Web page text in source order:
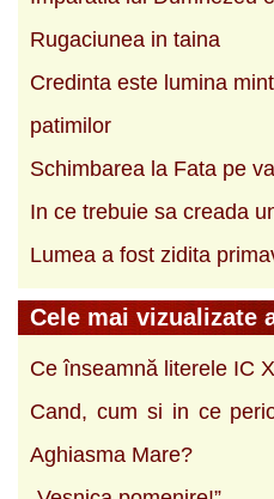
Rugaciunea in taina
Credinta este lumina
patimilor
Schimbarea la Fata pe
In ce trebuie sa creada
Lumea a fost zidita
Cele mai vizualizate
Ce înseamnă literele IC
Cand, cum si in ce
Aghiasma Mare?